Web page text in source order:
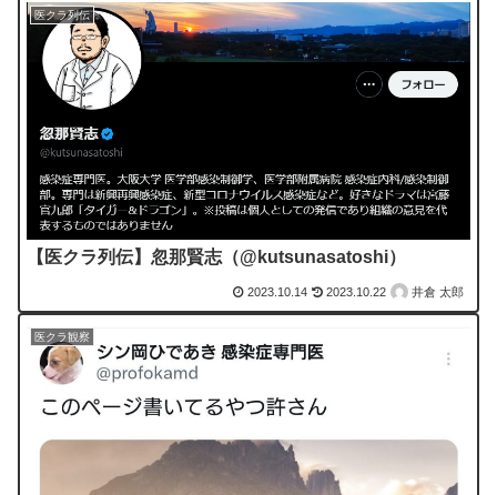
医クラ列伝
【医クラ列伝】忽那賢志（@kutsunasatoshi）
2023.10.14 2023.10.22 井倉 太郎
医クラ観察